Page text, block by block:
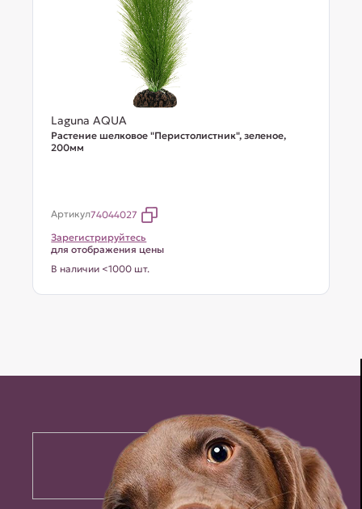
Laguna AQUA
Растение шелковое "Перистолистник", зеленое,
200мм
Артикул74044027
Зарегистрируйтесь
для отображения цены
В наличии <1000 шт.